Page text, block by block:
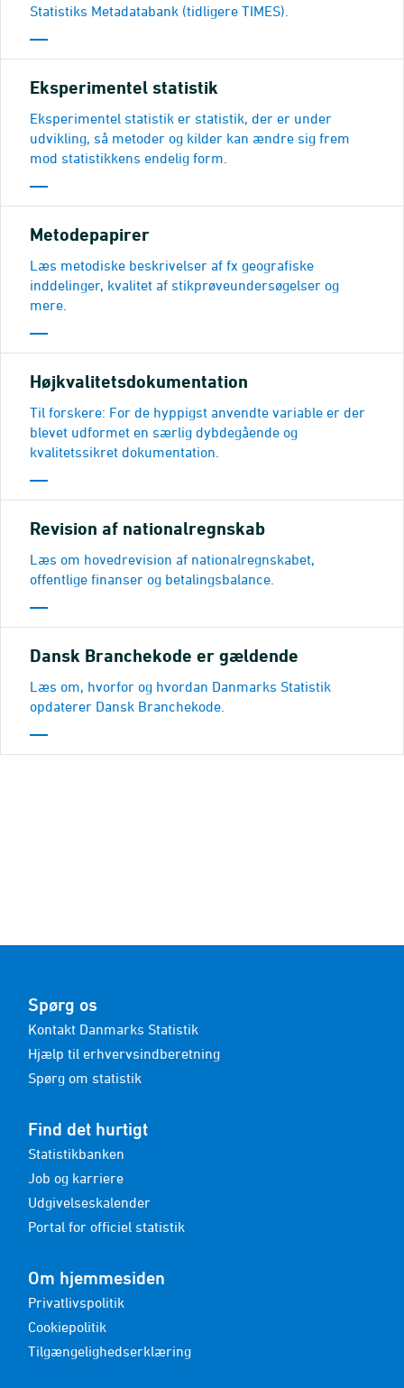
Statistiks Metadatabank (tidligere TIMES).
Eksperimentel statistik
Eksperimentel statistik er statistik, der er under
udvikling, så metoder og kilder kan ændre sig frem
mod statistikkens endelig form.
Metodepapirer
Læs metodiske beskrivelser af fx geografiske
inddelinger, kvalitet af stikprøveundersøgelser og
mere.
Højkvalitetsdokumentation
Til forskere: For de hyppigst anvendte variable er der
blevet udformet en særlig dybdegående og
kvalitetssikret dokumentation.
Revision af nationalregnskab
Læs om hovedrevision af nationalregnskabet,
offentlige finanser og betalingsbalance.
Dansk Branchekode er gældende
Læs om, hvorfor og hvordan Danmarks Statistik
opdaterer Dansk Branchekode.
Spørg os
Kontakt Danmarks Statistik
Hjælp til erhvervsindberetning
Spørg om statistik
Find det hurtigt
Statistikbanken
Job og karriere
Udgivelseskalender
Portal for officiel statistik
Om hjemmesiden
Privatlivspolitik
Cookiepolitik
Tilgængelighedserklæring